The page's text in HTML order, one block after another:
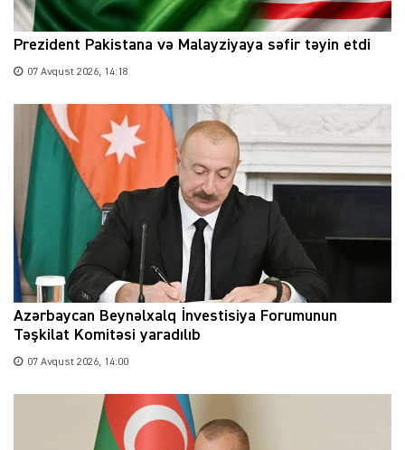
Prezident Pakistana və Malayziyaya səfir təyin etdi
07 Avqust 2026, 14:18
Azərbaycan Beynəlxalq İnvestisiya Forumunun
Təşkilat Komitəsi yaradılıb
07 Avqust 2026, 14:00